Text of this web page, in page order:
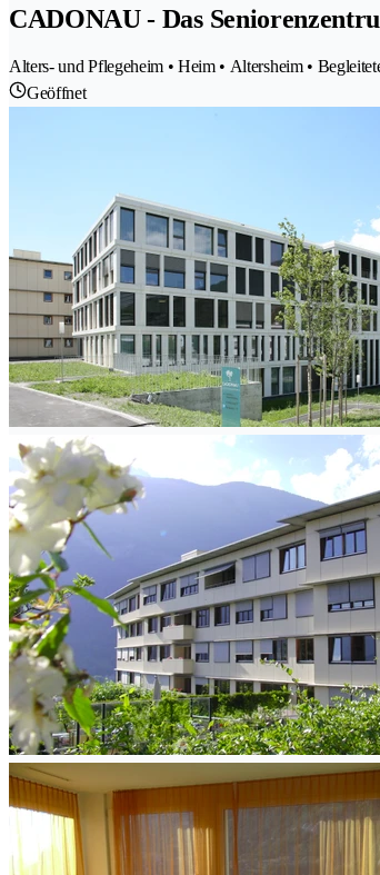
CADONAU - Das
Alters- und Pflegeheim • Heim • Altersheim •
Geöffnet